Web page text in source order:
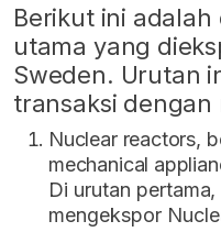
Berikut ini
utama yang
Sweden. Urutan
transaksi
Nuclear reactors,
mechanical
Di urutan
mengekspor